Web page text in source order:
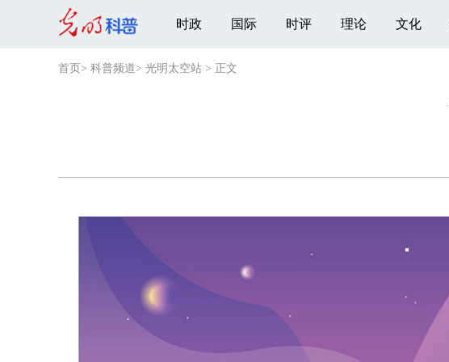
时政 国际 时评 理论 文化
首页 > 科普频道> 光明太空站 > 正文